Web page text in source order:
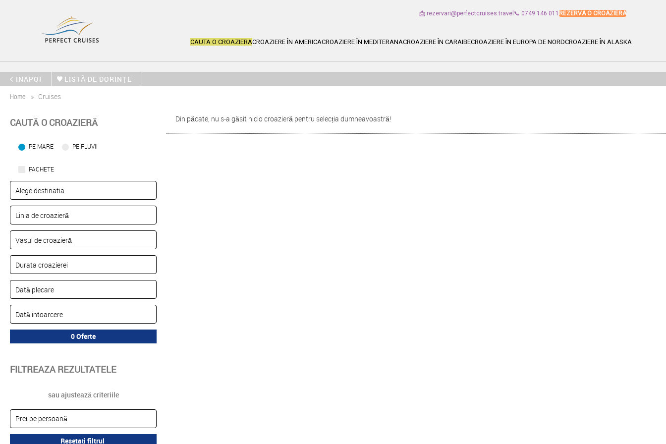
📩 rezervari@perfectcruises.travel 📞 0749 146 011 REZERVA O CROAZIERA
CAUTA O CROAZIERACROAZIERE ÎN AMERICACROAZIERE ÎN MEDITERANACROAZIERE ÎN CARAIBECROAZIERE ÎN EUROPA DE NORDCROAZIERE ÎN ALASKA
INAPOI
LISTĂ DE DORINȚE
Home
Cruises
CAUTĂ O CROAZIERĂ
PE MARE PE FLUVII
PACHETE
FILTREAZA REZULTATELE
sau ajustează criteriile
Din păcate, nu s-a găsit nicio croazieră pentru selecția dumneavoastră!